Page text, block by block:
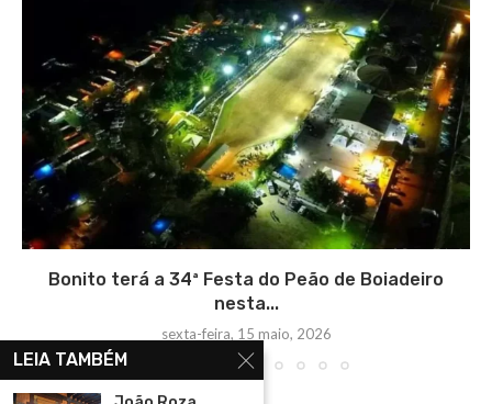
Bonito terá a 34ª Festa do Peão de Boiadeiro
nesta...
sexta-feira, 15 maio, 2026
LEIA TAMBÉM